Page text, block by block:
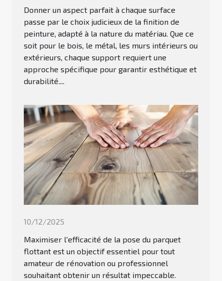
Donner un aspect parfait à chaque surface
passe par le choix judicieux de la finition de
peinture, adapté à la nature du matériau. Que ce
soit pour le bois, le métal, les murs intérieurs ou
extérieurs, chaque support requiert une
approche spécifique pour garantir esthétique et
durabilité....
10/12/2025
Maximiser l'efficacité de la pose du parquet
flottant est un objectif essentiel pour tout
amateur de rénovation ou professionnel
souhaitant obtenir un résultat impeccable.